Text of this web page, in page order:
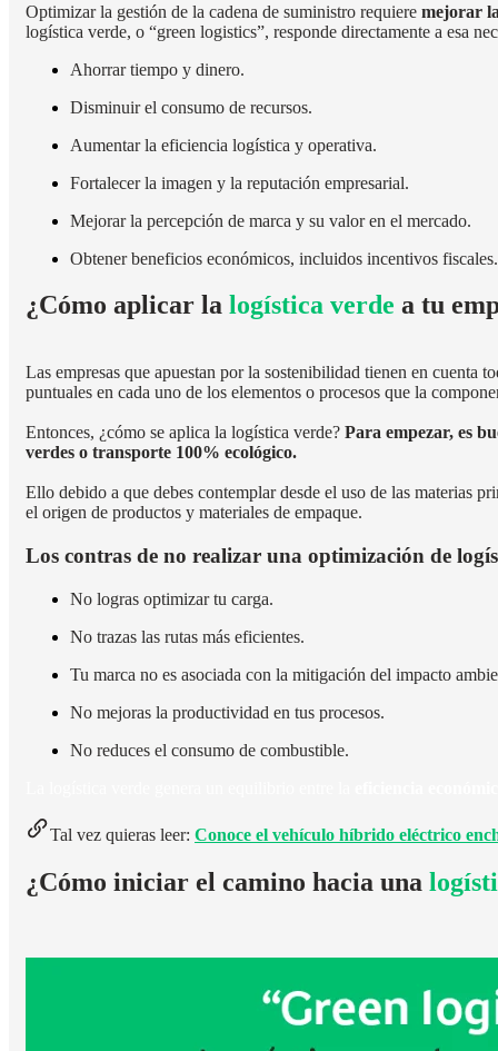
Optimizar la gestión de la cadena de suministro requiere mejorar
logística verde, o “green logistics”, responde directamente a esa
Ahorrar tiempo y dinero.
Disminuir el consumo de recursos.
Aumentar la eficiencia logística y operativa.
Fortalecer la imagen y la reputación empresarial.
Mejorar la percepción de marca y su valor en el mercado.
Obtener beneficios económicos, incluidos incentivos fiscales.
¿Cómo aplicar la logística verde a tu
Las empresas que apuestan por la sostenibilidad tienen en cuenta
puntuales en cada uno de los elementos o procesos que la
Entonces, ¿cómo se aplica la logística verde? Para empezar, es
verdes o transporte 100% ecológico.
Ello debido a que debes contemplar desde el uso de las materias
el origen de productos y materiales de empaque.
Los contras de no realizar una optimización de
No logras optimizar tu carga.
No trazas las rutas más eficientes.
Tu marca no es asociada con la mitigación del impacto
No mejoras la productividad en tus procesos.
No reduces el consumo de combustible.
Tal vez quieras leer: Conoce el vehículo híbrido eléctrico
¿Cómo iniciar el camino hacia una